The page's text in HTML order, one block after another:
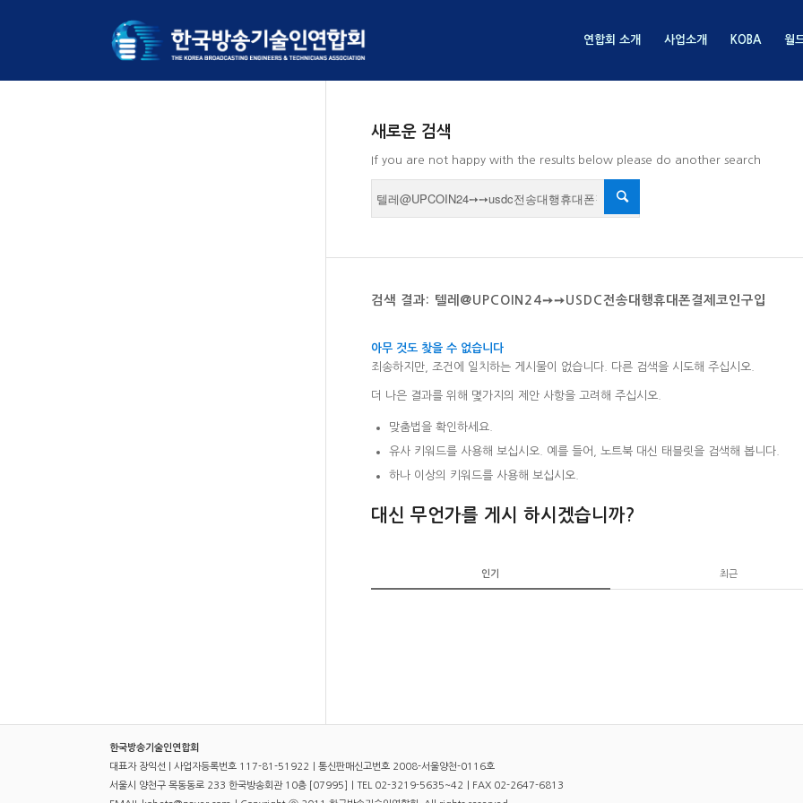
연합회 소개 사업소개 KOBA 월
새로운 검색
If you are not happy with the results below please do another search
검색 결과: 텔레@UPCOIN24➙➙USDC전송대행휴대폰결제코인구입
아무 것도 찾을 수 없습니다
죄송하지만, 조건에 일치하는 게시물이 없습니다. 다른 검색을 시도해 주십시오.
더 나은 결과를 위해 몇가지의 제안 사항을 고려해 주십시오.
맞춤법을 확인하세요.
유사 키워드를 사용해 보십시오. 예를 들어, 노트북 대신 태블릿을 검색해 봅니다.
하나 이상의 키워드를 사용해 보십시오.
대신 무언가를 게시 하시겠습니까?
인기 최근
한국방송기술인연합회
대표자 장익선 | 사업자등록번호 117-81-51922｜통신판매신고번호 2008-서울양천-0116호
서울시 양천구 목동동로 233 한국방송회관 10층 [07995]｜TEL 02-3219-5635~42｜FAX 02-2647-6813